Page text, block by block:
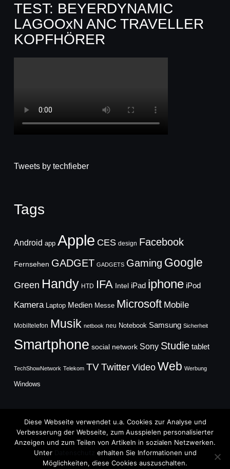
TEST: BEYERDYNAMIC
LAGOOxN ANC TRAVELLER
KOPFHÖRER
Tweets by techfieber
Tags
Android app Apple CES design Facebook
Fernsehen GADGET GADGETS Gaming Google
Green Handy HTD IFA Intel iPad iphone iPod
Kamera Laptop Medien Messe Microsoft Mobile
Mobiltelefon Musik netbook neu Notebook Samsung Sicherheit
Smartphone social network Sony Studie tablet
TechShowNetwork Telekom TVTwitter Video Web Werbung
Windows
Copyright © 2026
TechFieber Blog
Diese Webseite verwendet u.a. Cookies zur Analyse und
Verbesserung der Webseite, zum Ausspielen personalisierter
Anzeigen und zum Teilen von Artikeln in sozialen Netzwerken.
Unter
erhalten Sie Informationen und
Möglichkeiten, diese Cookies auszuschalten.